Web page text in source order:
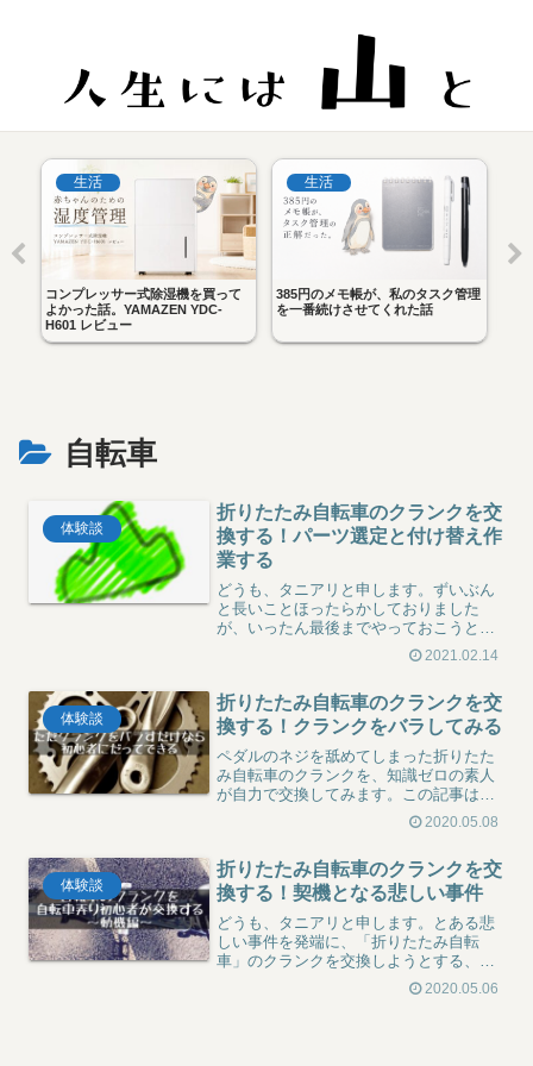
生活
コンプレッサー式除湿機を買って
よかった話。YAMAZEN YDC-
H601 レビュー
生活
385円のメモ帳が、私のタスク管理
を一番続けさせてくれた話
自転車
体験談
折りたたみ自転車のクランクを交
換する！パーツ選定と付け替え作
業する
どうも、タニアリと申します。ずいぶん
と長いことほったらかしておりました
が、いったん最後までやっておこうとい
うことでね、そもそもなんで自転車のペ
ダル部分と言いますか、ギアの部分と言
するんだっていう話じゃない...
2021.02.14
体験談
折りたたみ自転車のクランクを交
換する！クランクをバラしてみる
ペダルのネジを舐めてしまった折りたた
み自転車のクランクを、知識ゼロの素人
が自力で交換してみます。この記事はま
ず『バラす』編。専用工具セット選びか
ら、固着したクランクの外し方、つまず
前に自分でやってみたい人へ。
2020.05.08
体験談
折りたたみ自転車のクランクを交
換する！契機となる悲しい事件
どうも、タニアリと申します。とある悲
しい事件を発端に、「折りたたみ自転
車」のクランクを交換しようとする、ま
ったくの初心者によるクランク交換備忘
録。確実に自転車屋さんに任せた方が安
2020.05.06